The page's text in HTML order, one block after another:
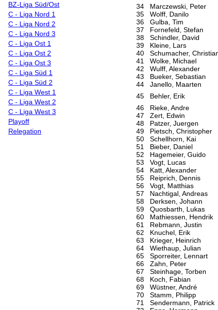
BZ-Liga Süd/Ost
C - Liga Nord 1
C - Liga Nord 2
C - Liga Nord 3
C - Liga Ost 1
C - Liga Ost 2
C - Liga Ost 3
C - Liga Süd 1
C - Liga Süd 2
C - Liga West 1
C - Liga West 2
C - Liga West 3
Playoff
Relegation
34
Marczewski, Peter
35
Wolff, Danilo
36
Gulba, Tim
37
Fornefeld, Stefan
38
Schindler, David
39
Kleine, Lars
40
Schumacher,
41
Wolke, Michael
42
Wulff, Alexander
43
Bueker, Sebastian
44
Janello, Maarten
45
Behler, Erik
46
Rieke, Andre
47
Zert, Edwin
48
Patzer, Juergen
49
Pietsch, Christopher
50
Schellhorn, Kai
51
Bieber, Daniel
52
Hagemeier, Guido
53
Vogt, Lucas
54
Katt, Alexander
55
Reiprich, Dennis
56
Vogt, Matthias
57
Nachtigal, Andreas
58
Derksen, Johann
59
Quosbarth, Lukas
60
Mathiessen, Hendrik
61
Rebmann, Justin
62
Knuchel, Erik
63
Krieger, Heinrich
64
Wiethaup, Julian
65
Sporreiter, Lennart
66
Zahn, Peter
67
Steinhage, Torben
68
Koch, Fabian
69
Wüstner, André
70
Stamm, Philipp
71
Sendermann, Patrick